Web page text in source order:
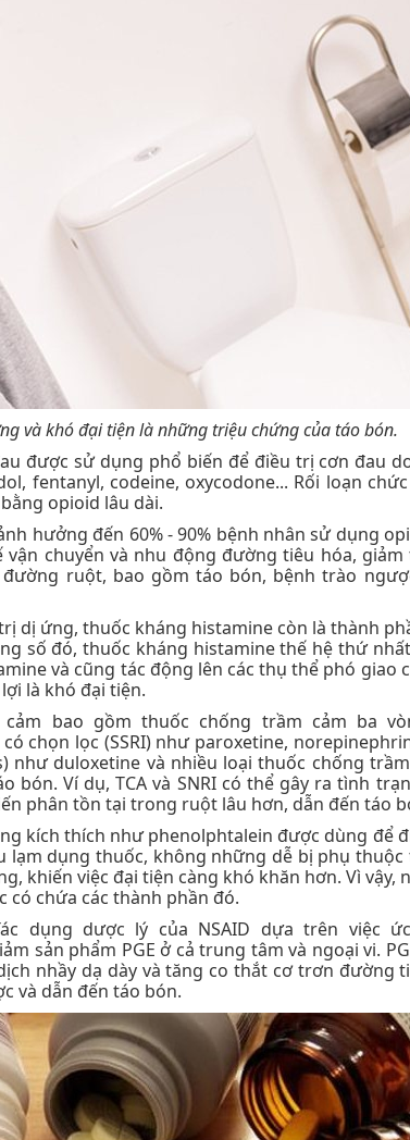
và khó đại tiện là những triệu chứng của táo bón.
được sử dụng phổ biến để điều trị cơn đau
fentanyl, codeine, oxycodone... Rối loạn
opioid lâu dài.
hưởng đến 60% - 90% bệnh nhân sử dụng
chuyển và nhu động đường tiêu hóa,
ruột, bao gồm táo bón, bệnh trào
dị ứng, thuốc kháng histamine còn là thành
số đó, thuốc kháng histamine thế hệ thứ
và cũng tác động lên các thụ thể phó giao
là khó đại tiện.
bao gồm thuốc chống trầm cảm ba
chọn lọc (SSRI) như paroxetine,
như duloxetine và nhiều loại thuốc chống
bón. Ví dụ, TCA và SNRI có thể gây ra tình
phân tồn tại trong ruột lâu hơn, dẫn đến táo
kích thích như phenolphtalein được dùng để
lạm dụng thuốc, không những dễ bị phụ
khiến việc đại tiện càng khó khăn hơn. Vì vậy,
có chứa các thành phần đó.
dụng dược lý của NSAID dựa trên việc
sản phẩm PGE ở cả trung tâm và ngoại vi.
nhầy dạ dày và tăng co thắt cơ trơn đường
và dẫn đến táo bón.